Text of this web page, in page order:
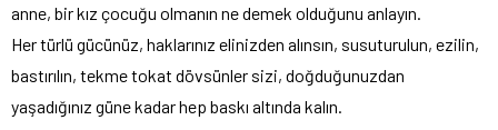
anne, bir kız çocuğu olmanın ne demek olduğunu anlayın.
Her türlü gücünüz, haklarınız elinizden alınsın, susuturulun, ezilin,
bastırılın, tekme tokat dövsünler sizi, doğduğunuzdan
yaşadığınız güne kadar hep baskı altında kalın.